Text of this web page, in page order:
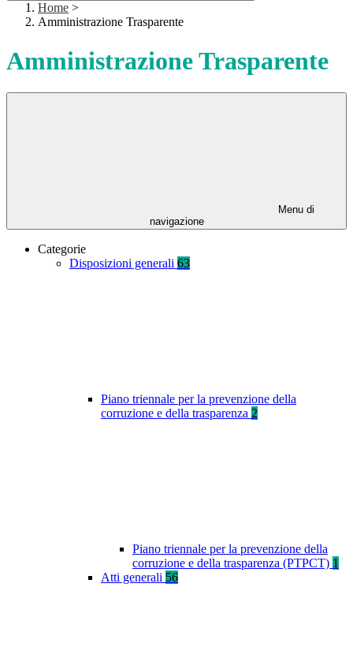
Home >
Amministrazione Trasparente
Amministrazione Trasparente
Menu di
navigazione
Categorie
Disposizioni generali 63
Piano triennale per la prevenzione della
corruzione e della trasparenza 2
Piano triennale per la prevenzione della
corruzione e della trasparenza (PTPCT) 1
Atti generali 56